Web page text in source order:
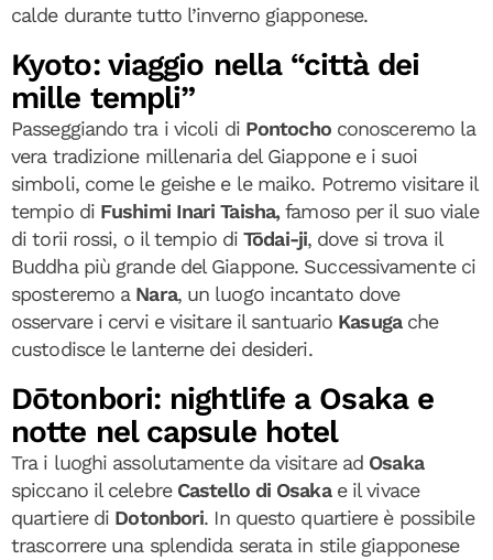
calde durante tutto l’inverno giapponese.
Kyoto: viaggio nella “città dei
mille templi”
Passeggiando tra i vicoli di Pontocho conosceremo la
vera tradizione millenaria del Giappone e i suoi
simboli, come le geishe e le maiko. Potremo visitare il
tempio di Fushimi Inari Taisha,famoso per il suo viale
di torii rossi, o il tempio diTōdai-ji, dove si trova il
Buddha più grande del Giappone. Successivamente ci
sposteremo a Nara, un luogo incantato dove
osservare i cervi e visitare il santuario Kasuga che
custodisce le lanterne dei desideri.
Dōtonbori: nightlife a Osaka e
notte nel capsule hotel
Tra i luoghi assolutamente da visitare ad Osaka
spiccano il celebre Castello di Osakae il vivace
quartiere di Dotonbori. In questo quartiere è possibile
trascorrere una splendida serata in stile giapponese